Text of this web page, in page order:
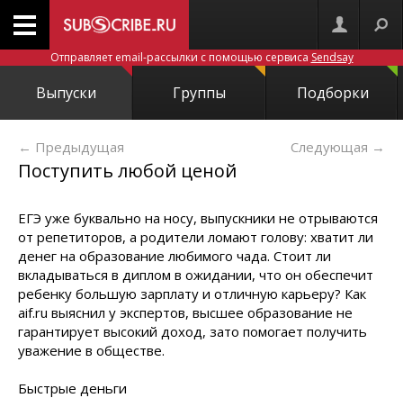
Отправляет email-рассылки с помощью сервиса Sendsay
Выпуски Группы Подборки
← Предыдущая Следующая →
Поступить любой ценой
ЕГЭ уже буквально на носу, выпускники не отрываются
от репетиторов, а родители ломают голову: хватит ли
денег на образование любимого чада. Стоит ли
вкладываться в диплом в ожидании, что он обеспечит
ребенку большую зарплату и отличную карьеру? Как
aif.ru выяснил у экспертов, высшее образование не
гарантирует высокий доход, зато помогает получить
уважение в обществе.
Быстрые деньги